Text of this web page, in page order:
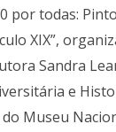
por todas:
XIX”,
Sandra
e
Museu